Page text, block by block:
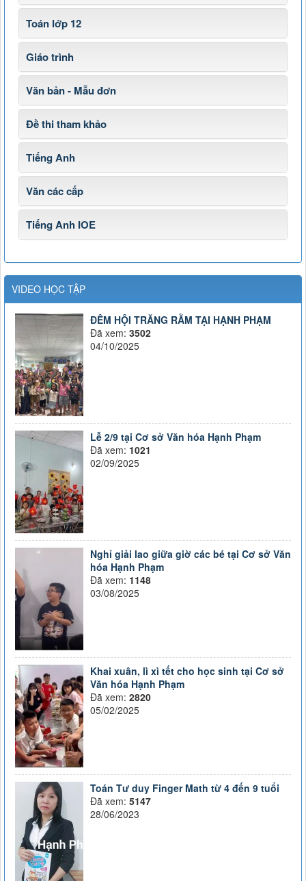
Toán lớp 12
Giáo trình
Văn bản - Mẫu đơn
Đề thi tham khảo
Tiếng Anh
Văn các cấp
Tiếng Anh IOE
VIDEO HỌC TẬP
ĐÊM HỘI TRĂNG RẰM TẠI HẠNH PHẠM
Đã xem: 3502
04/10/2025
Lễ 2/9 tại Cơ sở Văn hóa Hạnh Phạm
Đã xem: 1021
02/09/2025
Nghỉ giải lao giữa giờ các bé tại Cơ sở Văn
hóa Hạnh Phạm
Đã xem: 1148
03/08/2025
Khai xuân, lì xì tết cho học sinh tại Cơ sở
Văn hóa Hạnh Phạm
Đã xem: 2820
05/02/2025
Toán Tư duy Finger Math từ 4 đến 9 tuổi
Đã xem: 5147
28/06/2023